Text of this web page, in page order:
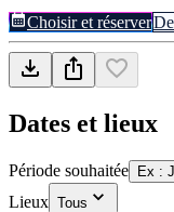
Choisir et réserver
Dates et lieux
Période souhaitée Ex :
Lieux Tous